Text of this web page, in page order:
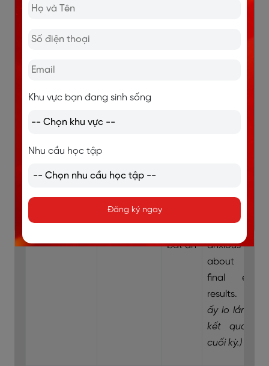
bất an
anxious
about her
final exam
results.
ấy lo lắng về
kết quả thi
cuối kỳ.)
Khu vực bạn đang sinh sống
Nhu cầu học tập
Đăng ký ngay